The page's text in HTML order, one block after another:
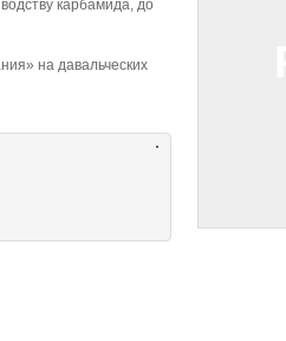
карбамида, до
на давальческих